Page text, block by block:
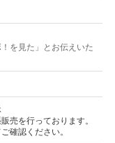
を見た」とお伝えいた
売を行っております。
確認ください。